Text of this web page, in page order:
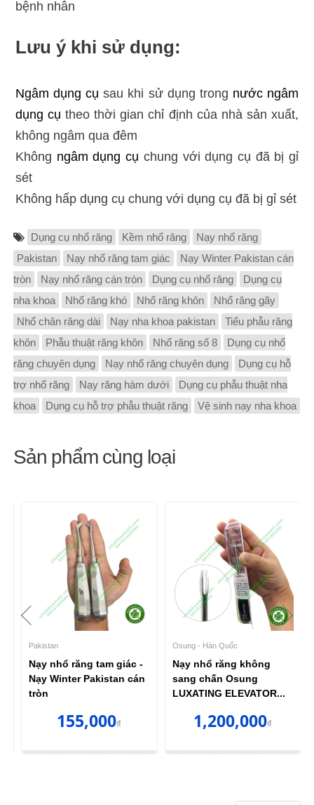
bệnh nhân
Lưu ý khi sử dụng:
Ngâm dụng cụ sau khi sử dụng trong nước ngâm
dụng cụ theo thời gian chỉ định của nhà sản xuất,
không ngâm qua đêm
Không ngâm dụng cụ chung với dụng cụ đã bị gỉ
sét
Không hấp dụng cụ chung với dụng cụ đã bị gỉ sét
Dụng cụ nhổ răng Kềm nhổ răng
Nạy nhổ răng
Pakistan
Nạy nhổ răng tam giác
Nạy Winter Pakistan cán
tròn
Nạy nhổ răng cán tròn Dụng cụ nhổ răng
Dụng cụ
nha khoa
Nhổ răng khó Nhổ răng khôn
Nhổ răng gãy
Nhổ chân răng dài
Nạy nha khoa pakistan
Tiểu phẫu răng
khôn
Phẫu thuật răng khôn Nhổ răng số 8
Dụng cụ nhổ
răng chuyên dụng
Nạy nhổ răng chuyên dụng
Dụng cụ hỗ
trợ nhổ răng
Nạy răng hàm dưới
Dụng cụ phẫu thuật nha
khoa
Dụng cụ hỗ trợ phẫu thuật răng Vệ sinh nạy nha khoa
Sản phẩm cùng loại
Pakistan
Nạy nhổ răng tam giác -
Nạy Winter Pakistan cán
tròn
155,000₫
Osung - Hàn Quốc
Nạy nhổ răng không
sang chấn Osung
LUXATING ELEVATOR...
1,200,000₫